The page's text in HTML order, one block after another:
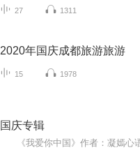
27 1311
2020年国庆成都旅游旅游
15 1978
国庆专辑